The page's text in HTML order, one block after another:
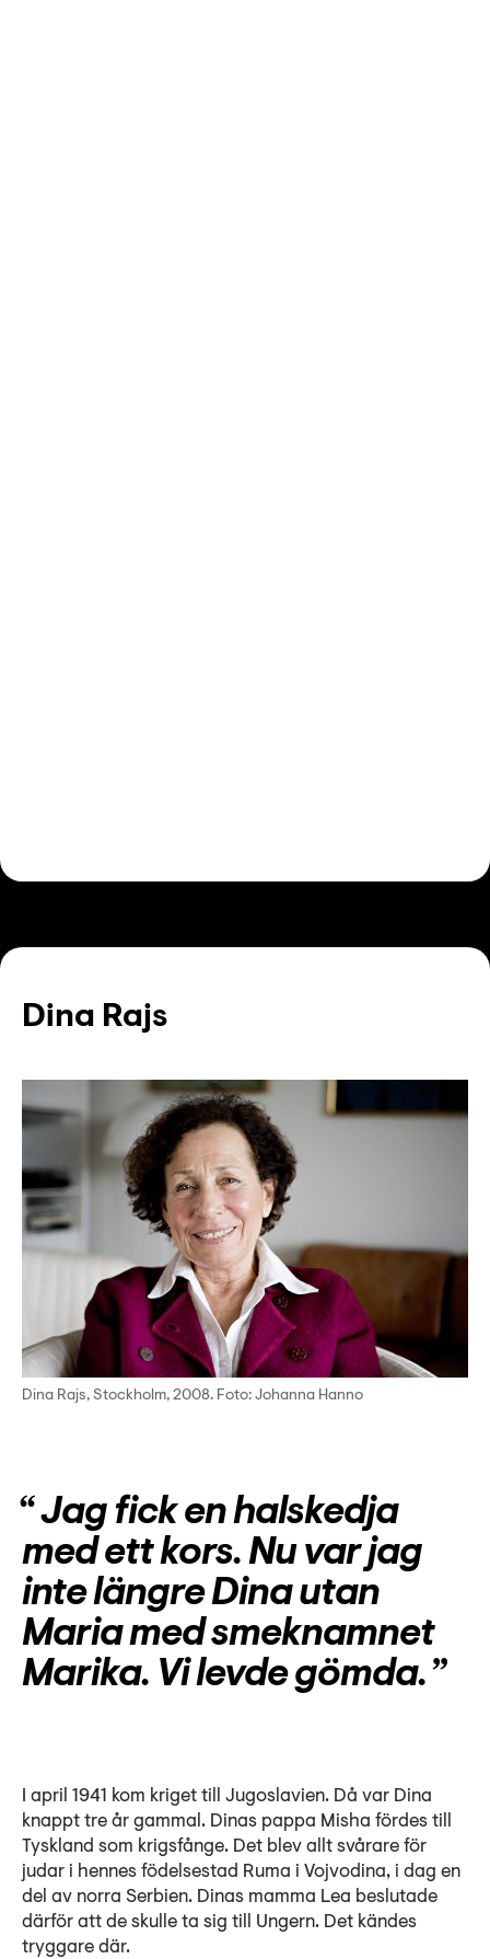
Dina Rajs
Dina Rajs, Stockholm, 2008. Foto: Johanna Hanno
Jag fick en halskedja
med ett kors. Nu var jag
inte längre Dina utan
Maria med smeknamnet
Marika. Vi levde gömda.
I april 1941 kom kriget till Jugoslavien. Då var Dina
knappt tre år gammal. Dinas pappa Misha fördes till
Tyskland som krigsfånge. Det blev allt svårare för
judar i hennes födelsestad Ruma i Vojvodina, i dag en
del av norra Serbien. Dinas mamma Lea beslutade
därför att de skulle ta sig till Ungern. Det kändes
tryggare där.